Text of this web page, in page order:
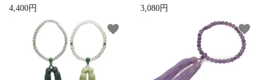
4,400円
3,080円
favorite favorite